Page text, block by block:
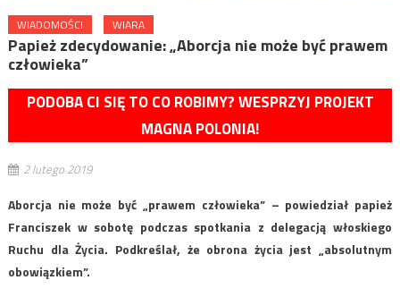
WIADOMOŚCI WIARA
Papież zdecydowanie: „Aborcja nie może być prawem
człowieka”
PODOBA CI SIĘ TO CO ROBIMY? WESPRZYJ PROJEKT
MAGNA POLONIA!
2 lutego 2019
Aborcja nie może być „prawem człowieka” – powiedział papież
Franciszek w sobotę podczas spotkania z delegacją włoskiego
Ruchu dla Życia. Podkreślał, że obrona życia jest „absolutnym
obowiązkiem”.